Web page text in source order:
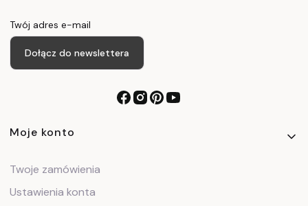
Twój adres e-mail
Dołącz do newslettera
Linki w stopce
Moje konto
Twoje zamówienia
Ustawienia konta